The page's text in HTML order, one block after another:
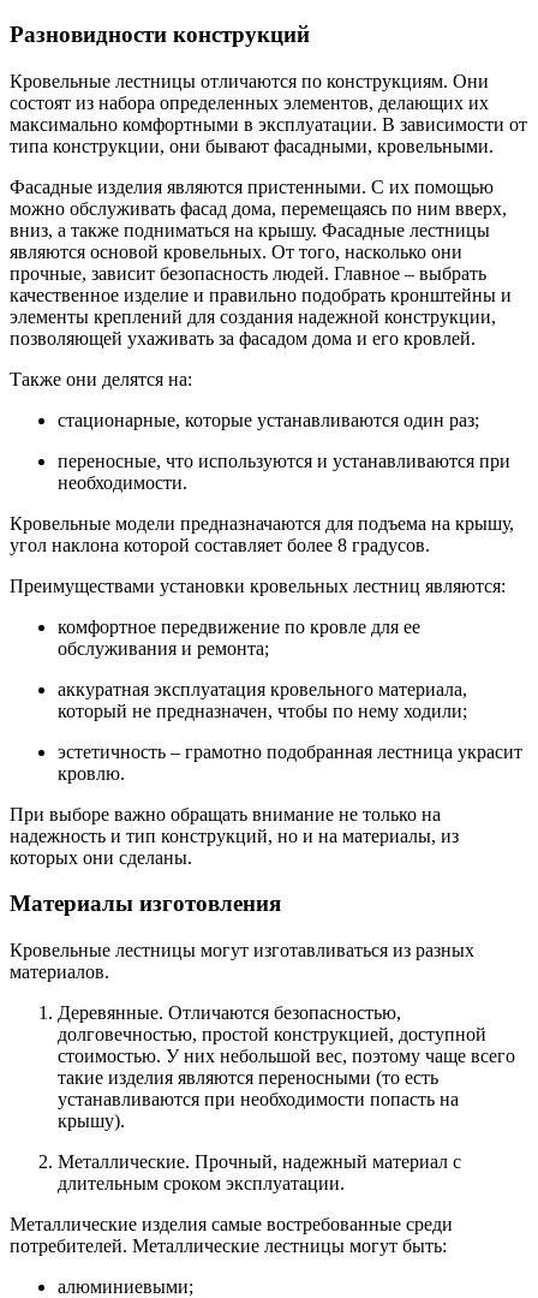
Разновидности конструкций
Кровельные лестницы отличаются по конструкциям. Они
состоят из набора определенных элементов, делающих их
максимально комфортными в эксплуатации. В зависимости от
типа конструкции, они бывают фасадными, кровельными.
Фасадные изделия являются пристенными. С их помощью
можно обслуживать фасад дома, перемещаясь по ним вверх,
вниз, а также подниматься на крышу. Фасадные лестницы
являются основой кровельных. От того, насколько они
прочные, зависит безопасность людей. Главное – выбрать
качественное изделие и правильно подобрать кронштейны и
элементы креплений для создания надежной конструкции,
позволяющей ухаживать за фасадом дома и его кровлей.
Также они делятся на:
стационарные, которые устанавливаются один раз;
переносные, что используются и устанавливаются при
необходимости.
Кровельные модели предназначаются для подъема на крышу,
угол наклона которой составляет более 8 градусов.
Преимуществами установки кровельных лестниц являются:
комфортное передвижение по кровле для ее
обслуживания и ремонта;
аккуратная эксплуатация кровельного материала,
который не предназначен, чтобы по нему ходили;
эстетичность – грамотно подобранная лестница украсит
кровлю.
При выборе важно обращать внимание не только на
надежность и тип конструкций, но и на материалы, из
которых они сделаны.
Материалы изготовления
Кровельные лестницы могут изготавливаться из разных
материалов.
Деревянные. Отличаются безопасностью,
долговечностью, простой конструкцией, доступной
стоимостью. У них небольшой вес, поэтому чаще всего
такие изделия являются переносными (то есть
устанавливаются при необходимости попасть на
крышу).
Металлические. Прочный, надежный материал с
длительным сроком эксплуатации.
Металлические изделия самые востребованные среди
потребителей. Металлические лестницы могут быть:
алюминиевыми;